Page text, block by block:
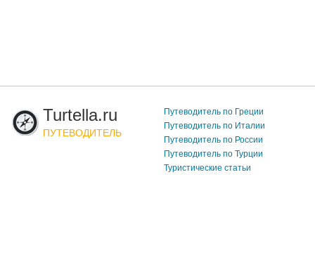
Turtella.ru
ПУТЕВОДИТЕЛЬ
Путеводитель по Греции
Путеводитель по Италии
Путеводитель по России
Путеводитель по Турции
Туристические статьи